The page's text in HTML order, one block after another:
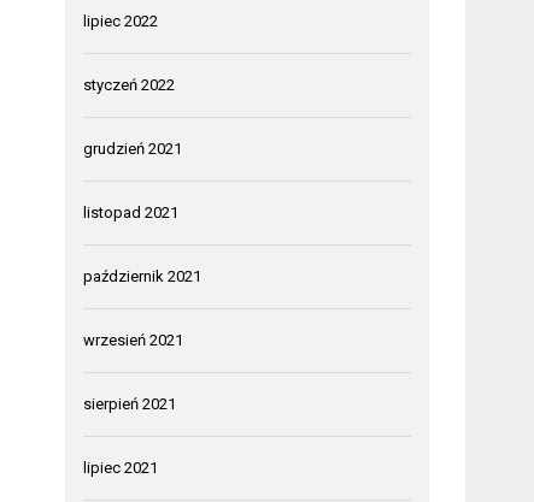
lipiec 2022
styczeń 2022
grudzień 2021
listopad 2021
październik 2021
wrzesień 2021
sierpień 2021
lipiec 2021